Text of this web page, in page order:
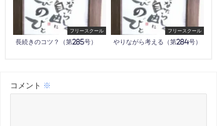
フリースクール
長続きのコツ？（第285号）
フリースクール
やりながら考える（第284号）
コメント ※